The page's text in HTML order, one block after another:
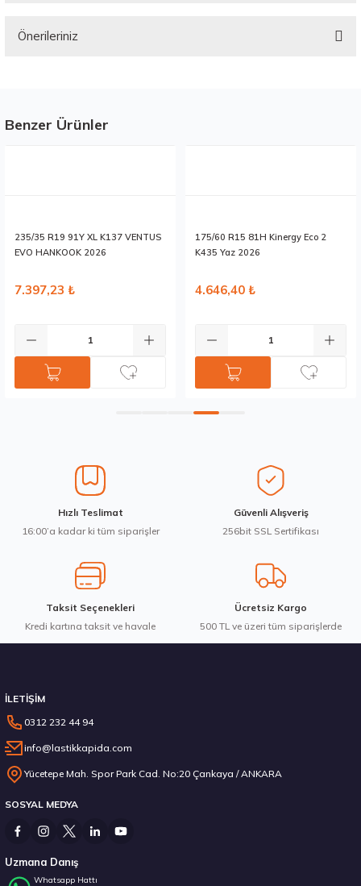
Önerileriniz
Görüş ve önerileriniz için teşekkür ederiz.
Bu ürüne benzer farklı alternatifler olmalı.
Gönder
Benzer Ürünler
235/35 R19 91Y XL K137 VENTUS
EVO HANKOOK 2026
7.397,23 ₺
175/60 R15 81H Kinergy Eco 2
K435 Yaz 2026
4.646,40 ₺
Hızlı Teslimat
16:00’a kadar ki tüm siparişler
Güvenli Alışveriş
256bit SSL Sertifikası
Taksit Seçenekleri
Kredi kartına taksit ve havale
Ücretsiz Kargo
500 TL ve üzeri tüm siparişlerde
İLETİŞİM
0312 232 44 94
info@lastikkapida.com
Yücetepe Mah. Spor Park Cad. No:20 Çankaya / ANKARA
SOSYAL MEDYA
Uzmana Danış
Whatsapp Hattı